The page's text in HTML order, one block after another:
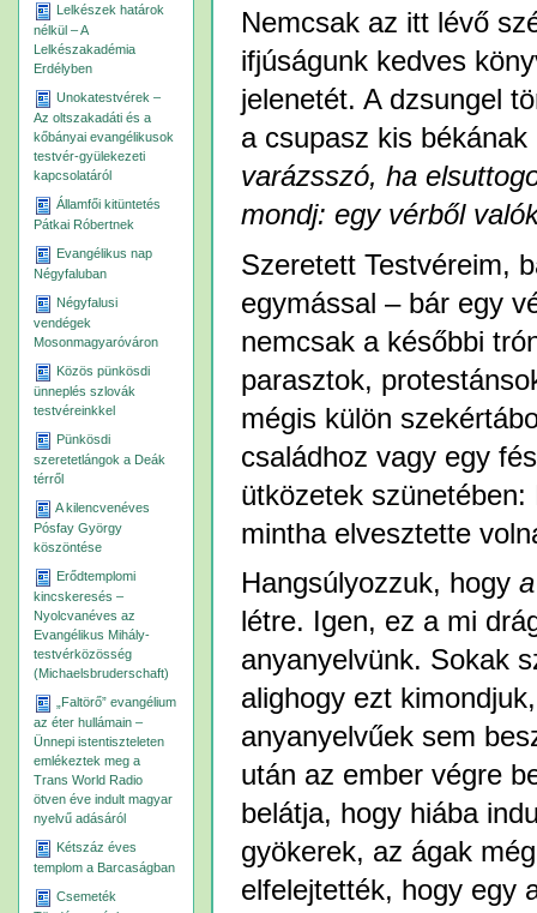
Lelkészek határok
nélkül – A
Lelkészakadémia
Erdélyben
Unokatestvérek –
Az oltszakadáti és a
kőbányai evangélikusok
testvér-gyülekezeti
kapcsolatáról
Államfői kitüntetés
Pátkai Róbertnek
Evangélikus nap
Négyfaluban
Négyfalusi
vendégek
Mosonmagyaróváron
Közös pünkösdi
ünneplés szlovák
testvéreinkkel
Pünkösdi
szeretetlángok a Deák
térről
A kilencvenéves
Pósfay György
köszöntése
Erődtemplomi
kincskeresés –
Nyolcvanéves az
Evangélikus Mihály-
testvérközösség
(Michaelsbruderschaft)
„Faltörő” evangélium
az éter hullámain –
Ünnepi istentiszteleten
emlékeztek meg a
Trans World Radio
ötven éve indult magyar
nyelvű adásáról
Kétszáz éves
templom a Barcaságban
Csemeték
Nemcsak az itt lévő
ifjúságunk kedves
jelenetét. A dzsungel
a csupasz kis
varázsszó, ha
mondj: egy vérből
Szeretett Testvéreim,
egymással – bár egy
nemcsak a későbbi
parasztok,
mégis külön
családhoz vagy egy
ütközetek
mintha elvesztette
Hangsúlyozzuk, hogy
létre. Igen, ez a mi
anyanyelvünk. Sokak
alighogy ezt
anyanyelvűek sem
után az ember végre
belátja, hogy hiába
gyökerek, az ágak
elfelejtették, hogy egy